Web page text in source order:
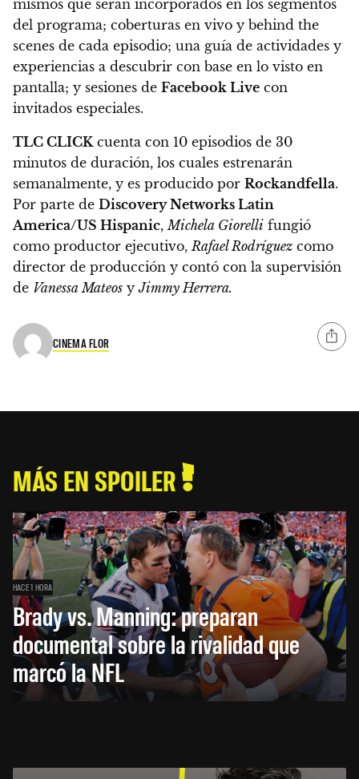
mismos que serán incorporados en los segmentos
del programa; coberturas en vivo y behind the
scenes de cada episodio; una guía de actividades y
experiencias a descubrir con base en lo visto en
pantalla; y sesiones de Facebook Live con
invitados especiales.
TLC CLICKcuenta con 10 episodios de 30
minutos de duración, los cuales estrenarán
semanalmente, y es producido por Rockandfella.
Por parte de Discovery Networks Latin
America/US Hispanic,Michela Giorelli fungió
como productor ejecutivo,Rafael Rodríguez como
director de producción y contó con la supervisión
de Vanessa Mateos yJimmy Herrera.
CINEMA FLOR
MÁS EN SPOILER
HACE 1 HORA
Brady vs. Manning: preparan
documental sobre la rivalidad que
marcó la NFL